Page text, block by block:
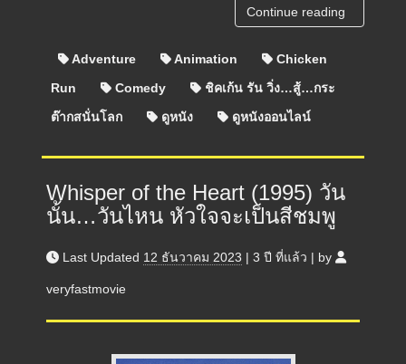
Continue reading
Adventure Animation
Chicken
Run
Comedy
ชิคเก้น รัน วิ่ง…สู้…กระ
ต๊ากสนั่นโลก
ดูหนัง ดูหนังออนไลน์
Whisper of the Heart (1995) วัน
นั้น…วันไหน หัวใจจะเป็นสีชมพู
Last Updated 12 ธันวาคม 2023 | 3 ปี ที่แล้ว | by
veryfastmovie